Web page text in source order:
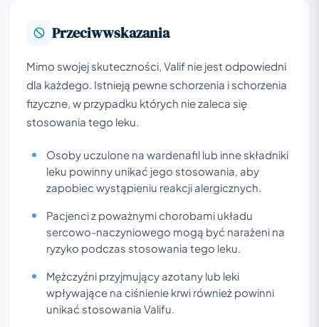
Przeciwwskazania
Mimo swojej skuteczności, Valif nie jest odpowiedni
dla każdego. Istnieją pewne schorzenia i schorzenia
fizyczne, w przypadku których nie zaleca się
stosowania tego leku.
Osoby uczulone na wardenafil lub inne składniki
leku powinny unikać jego stosowania, aby
zapobiec wystąpieniu reakcji alergicznych.
Pacjenci z poważnymi chorobami układu
sercowo-naczyniowego mogą być narażeni na
ryzyko podczas stosowania tego leku.
Mężczyźni przyjmujący azotany lub leki
wpływające na ciśnienie krwi również powinni
unikać stosowania Valifu.